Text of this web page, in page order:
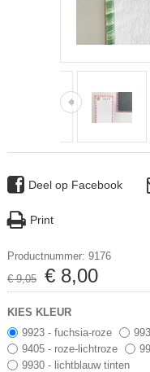
Deel op Facebook
Print
Productnummer: 9176
€ 9,05 € 8,00
KIES KLEUR
9923 - fuchsia-roze
9405 - roze-lichtroze
9930 - lichtblauw tinten